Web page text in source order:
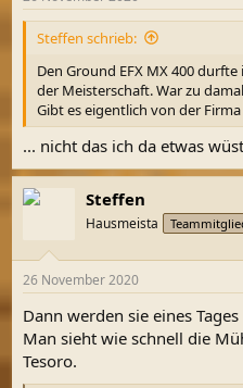
Steffen schrieb:
Den Ground EFX MX 400
der Meisterschaft. War zu
Gibt es eigentlich von der
... nicht das ich da etwas
Steffen
Hausmeista
26 November 2020
Dann werden sie eines
Man sieht wie schnell die
Tesoro.